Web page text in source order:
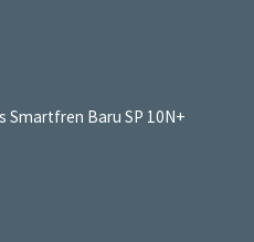
Smartfren Baru SP 10N+